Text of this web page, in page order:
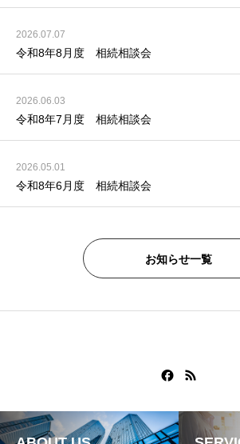
2026.07.07
令和8年8月度 相続相談会
2026.06.03
令和8年7月度 相続相談会
2026.05.01
令和8年6月度 相続相談会
お知らせ一覧